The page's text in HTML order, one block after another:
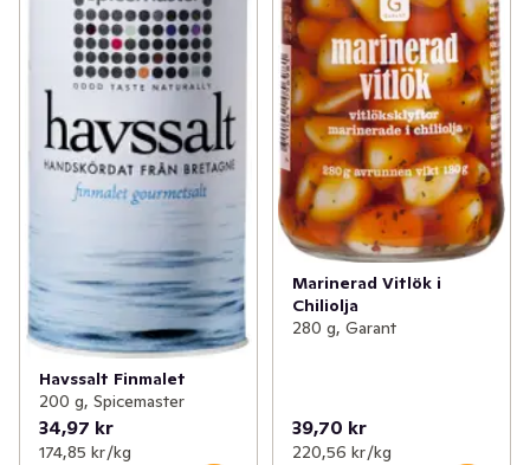
Havssalt Finmalet
200 g, Spicemaster
34,97 kr
174,85 kr /kg
Marinerad Vitlök i
Chiliolja
280 g, Garant
39,70 kr
220,56 kr /kg